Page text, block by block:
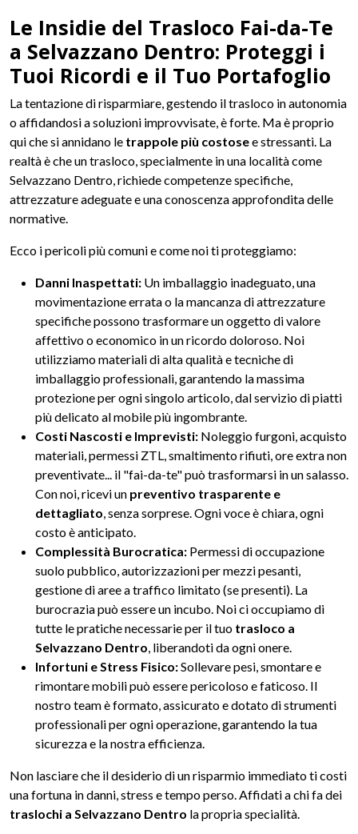
Le Insidie del Trasloco Fai-da-Te
a Selvazzano Dentro: Proteggi i
Tuoi Ricordi e il Tuo Portafoglio
La tentazione di risparmiare, gestendo il trasloco in autonomia
o affidandosi a soluzioni improvvisate, è forte. Ma è proprio
qui che si annidano le trappole più costosee stressanti. La
realtà è che un trasloco, specialmente in una località come
Selvazzano Dentro, richiede competenze specifiche,
attrezzature adeguate e una conoscenza approfondita delle
normative.
Ecco i pericoli più comuni e come noi ti proteggiamo:
Danni Inaspettati: Un imballaggio inadeguato, una
movimentazione errata o la mancanza di attrezzature
specifiche possono trasformare un oggetto di valore
affettivo o economico in un ricordo doloroso. Noi
utilizziamo materiali di alta qualità e tecniche di
imballaggio professionali, garantendo la massima
protezione per ogni singolo articolo, dal servizio di piatti
più delicato al mobile più ingombrante.
Costi Nascosti e Imprevisti: Noleggio furgoni, acquisto
materiali, permessi ZTL, smaltimento rifiuti, ore extra non
preventivate... il "fai-da-te" può trasformarsi in un salasso.
Con noi, ricevi un preventivo trasparente e
dettagliato, senza sorprese. Ogni voce è chiara, ogni
costo è anticipato.
Complessità Burocratica: Permessi di occupazione
suolo pubblico, autorizzazioni per mezzi pesanti,
gestione di aree a traffico limitato (se presenti). La
burocrazia può essere un incubo. Noi ci occupiamo di
tutte le pratiche necessarie per il tuo trasloco a
Selvazzano Dentro, liberandoti da ogni onere.
Infortuni e Stress Fisico:Sollevare pesi, smontare e
rimontare mobili può essere pericoloso e faticoso. Il
nostro team è formato, assicurato e dotato di strumenti
professionali per ogni operazione, garantendo la tua
sicurezza e la nostra efficienza.
Non lasciare che il desiderio di un risparmio immediato ti costi
una fortuna in danni, stress e tempo perso. Affidati a chi fa dei
traslochi a Selvazzano Dentro la propria specialità.